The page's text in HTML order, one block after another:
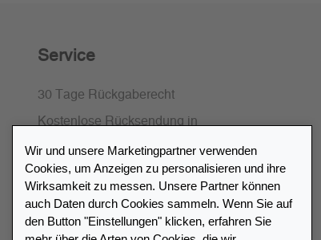
Service
30 Tage Rückgaberecht
Kostenlose Rücksendung in
SSL-Verschlüsselung
Wir und unsere Marketingpartner verwenden
Cookies, um Anzeigen zu personalisieren und ihre
Wirksamkeit zu messen. Unsere Partner können
auch Daten durch Cookies sammeln. Wenn Sie auf
den Button "Einstellungen" klicken, erfahren Sie